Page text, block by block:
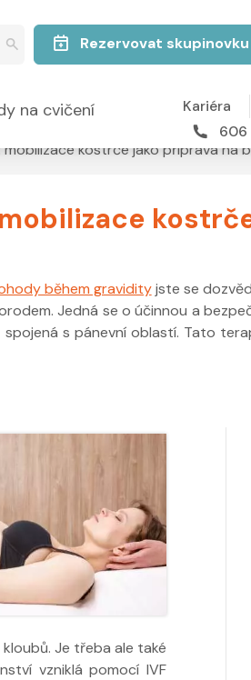
Rezervovat skupinovku
na cvičení Kariéra
kostrče jako příprava na
během gravidityjste se
Jedná se o účinnou a
s pánevní oblastí. Tato
Je třeba ale také
vzniklá pomocí IVF
Nabídka léčby ve
FYZIOklinice